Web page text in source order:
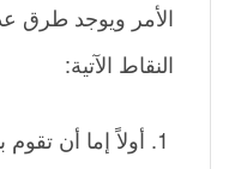
الأمر ويوجد طرق
النقاط الآتية:
أولاً إما أن تقوم